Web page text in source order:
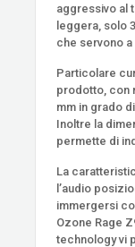
aggressivo al
leggera, solo
che servono a
Particolare
prodotto, con
mm in grado
Inoltre la
permette di
La
l’audio
immergersi
Ozone Rage
technology vi